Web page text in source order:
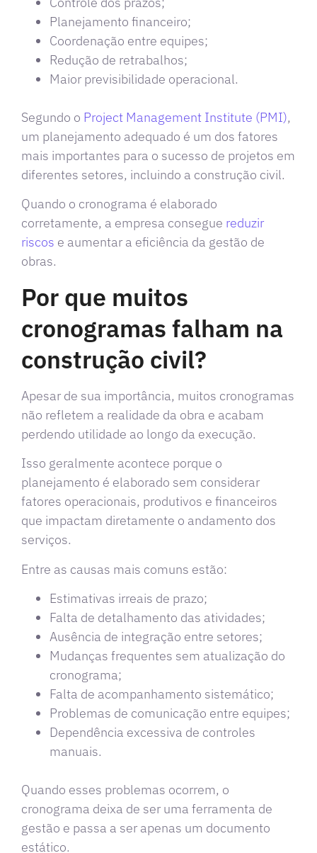
Planejamento financeiro;
Coordenação entre equipes;
Redução de retrabalhos;
Maior previsibilidade operacional.
Segundo o Project Management Institute (PMI),
um planejamento adequado é um dos fatores
mais importantes para o sucesso de projetos em
diferentes setores, incluindo a construção civil.
Quando o cronograma é elaborado
corretamente, a empresa consegue reduzir
riscos e aumentar a eficiência da gestão de
obras.
Por que muitos
cronogramas falham na
construção civil?
Apesar de sua importância, muitos cronogramas
não refletem a realidade da obra e acabam
perdendo utilidade ao longo da execução.
Isso geralmente acontece porque o
planejamento é elaborado sem considerar
fatores operacionais, produtivos e financeiros
que impactam diretamente o andamento dos
serviços.
Entre as causas mais comuns estão:
Estimativas irreais de prazo;
Falta de detalhamento das atividades;
Ausência de integração entre setores;
Mudanças frequentes sem atualização do
cronograma;
Falta de acompanhamento sistemático;
Problemas de comunicação entre equipes;
Dependência excessiva de controles
manuais.
Quando esses problemas ocorrem, o
cronograma deixa de ser uma ferramenta de
gestão e passa a ser apenas um documento
estático.